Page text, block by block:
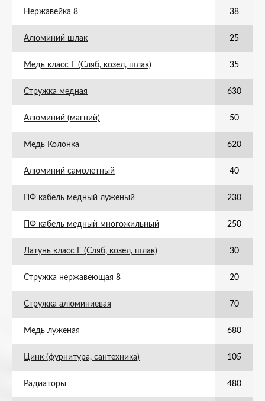
Нержавейка 8 38
Алюминий шлак 25
Медь класс Г (Сляб, козел, шлак) 35
Стружка медная 630
Алюминий (магний) 50
Медь Колонка 620
Алюминий самолетный 40
ПФ кабель медный луженый 230
ПФ кабель медный многожильный 250
Латунь класс Г (Сляб, козел, шлак) 30
Стружка нержавеющая 8 20
Стружка алюминиевая 70
Медь луженая 680
Цинк (фурнитура, сантехника) 105
Радиаторы 480